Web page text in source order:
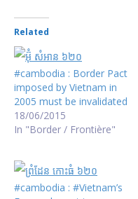
Related
#cambodia : Border Pact
imposed by Vietnam in
2005 must be invalidated
18/06/2015
In "Border / Frontière"
#cambodia : #Vietnam’s